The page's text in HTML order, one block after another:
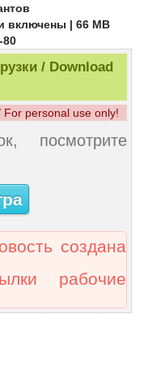
включены | 66 MB
/ Download
For personal use only!
посмотрите
создана
рабочие